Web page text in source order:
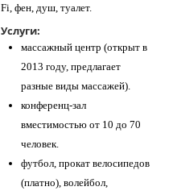
Fi, фен, душ, туалет.
Услуги:
массажный центр (открыт в
2013 году, предлагает
разные виды массажей).
конференц-зал
вместимостью от 10 до 70
человек.
футбол, прокат велосипедов
(платно), волейбол,